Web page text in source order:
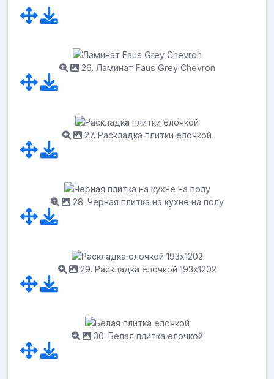
26. Ламинат Faus Grey Chevron
27. Раскладка плитки елочкой
28. Черная плитка на кухне на полу
29. Раскладка елочкой 193х1202
30. Белая плитка елочкой